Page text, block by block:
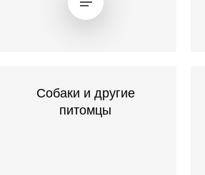
Собаки и другие
питомцы